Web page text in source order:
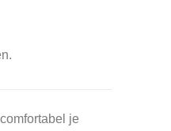
je